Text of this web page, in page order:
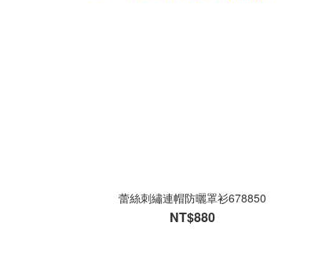
蕾絲刺繡連帽防曬罩衫678850
NT$880